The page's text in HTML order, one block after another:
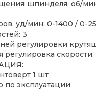
шпинделя, об/
уд/мин: 0-1400 / 0-
3
регулировки
регулировка скорости:
1 шт
по эксплуатации